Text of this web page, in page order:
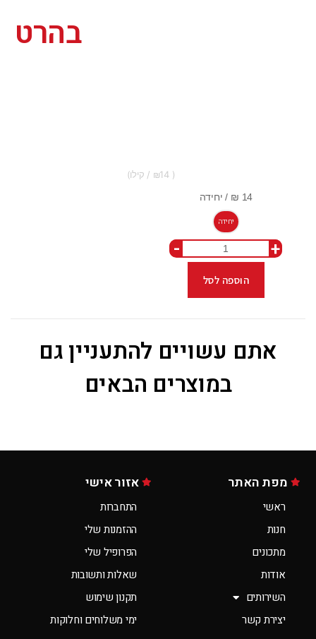
בהרט
14
יחידה
+
-
הוספה לסל
אתם עשויים להתעניין גם
במוצרים הבאים
מפת האתר
ראשי
חנות
מתכונים
אודות
השירותים
יצירת קשר
אזור אישי
התחברות
ההזמנות שלי
הפרופיל שלי
שאלות ותשובות
תקנון שימוש
ימי משלוחים וחלוקות